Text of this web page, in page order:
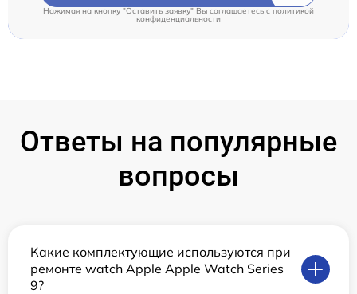
Нажимая на кнопку "Оставить заявку" Вы соглашаетесь cполитикой
конфиденциальности
Ответы на популярные
вопросы
Какие комплектующие используются при
ремонте watch Apple Apple Watch Series
9?